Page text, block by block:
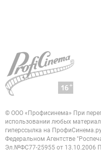
© ООО «Профисинема» При
использовании любых
гиперссылка на
Федеральном Агентстве
Эл.№ФС77-25955 от 13.10.2006